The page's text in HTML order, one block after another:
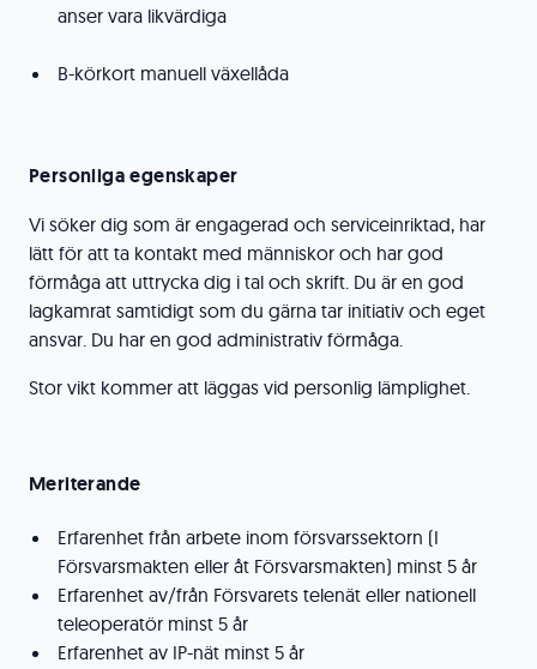
anser vara likvärdiga
B-körkort manuell växellåda
Personliga egenskaper
Vi söker dig som är engagerad och serviceinriktad, har
lätt för att ta kontakt med människor och har god
förmåga att uttrycka dig i tal och skrift. Du är en god
lagkamrat samtidigt som du gärna tar initiativ och eget
ansvar. Du har en god administrativ förmåga.
Stor vikt kommer att läggas vid personlig lämplighet.
Meriterande
Erfarenhet från arbete inom försvarssektorn (I
Försvarsmakten eller åt Försvarsmakten) minst 5 år
Erfarenhet av/från Försvarets telenät eller nationell
teleoperatör minst 5 år
Erfarenhet av IP-nät minst 5 år